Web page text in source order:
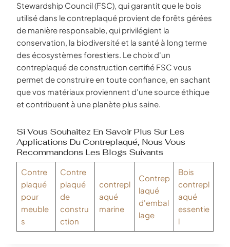
Stewardship Council (FSC), qui garantit que le bois
utilisé dans le contreplaqué provient de forêts gérées
de manière responsable, qui privilégient la
conservation, la biodiversité et la santé à long terme
des écosystèmes forestiers. Le choix d'un
contreplaqué de construction certifié FSC vous
permet de construire en toute confiance, en sachant
que vos matériaux proviennent d'une source éthique
et contribuent à une planète plus saine.
Si Vous Souhaitez En Savoir Plus Sur Les
Applications Du Contreplaqué, Nous Vous
Recommandons Les Blogs Suivants
Contre
plaqué
pour
meuble
s
Contre
plaqué
de
constru
ction
contrepl
aqué
marine
Contrep
laqué
d'embal
lage
Bois
contrepl
aqué
essentie
l